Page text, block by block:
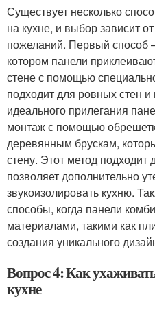
Существует несколько
на кухне, и выбор зависит
пожеланий. Первый способ
котором панели
стене с помощью
подходит для ровных стен и
идеального прилегания
монтаж с помощью
деревянным брускам,
стену. Этот метод подходит
позволяет дополнительно
звукоизолировать кухню.
способы, когда панели
материалами, такими как
создания уникального
Вопрос 4: Как
кухне